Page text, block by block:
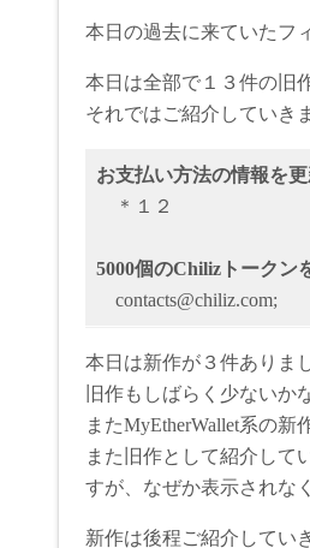
本日の過去に来ていたフ
本日は全部で１３件の旧
それではご紹介していき
お支払い方法の情報を
＊１２
5000個のChilizトークン
contacts@chiliz.com;
本日は新作が３件ありま
旧作もしばらく少ないか
またMyEtherWallet系の新
また旧作として紹介して
すが、なぜか表示されな
新作は後程ご紹介してい